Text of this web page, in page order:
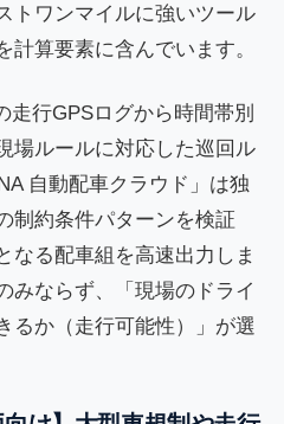
トワンマイルに強いツール
算要素に含んでいます。
走行GPSログから時間帯別
場ルールに対応した巡回ル
自動配車クラウド」は独
制約条件パターンを検証
なる配車組を高速出力しま
みならず、「現場のドライ
るか（走行可能性）」が選